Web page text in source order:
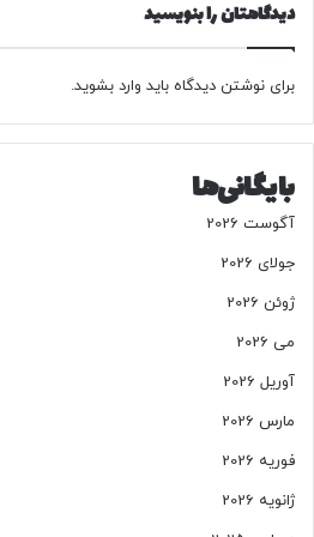
/
ر
ن
ی
م
س
ا
ی
ن
،
پ
ا
ی
دیدگاهتان را بنویسید
برای نوشتن دیدگاه باید وارد بشوید.
بایگانی‌ها
آگوست 2026
جولای 2026
ژوئن 2026
می 2026
آوریل 2026
مارس 2026
فوریه 2026
ژانویه 2026